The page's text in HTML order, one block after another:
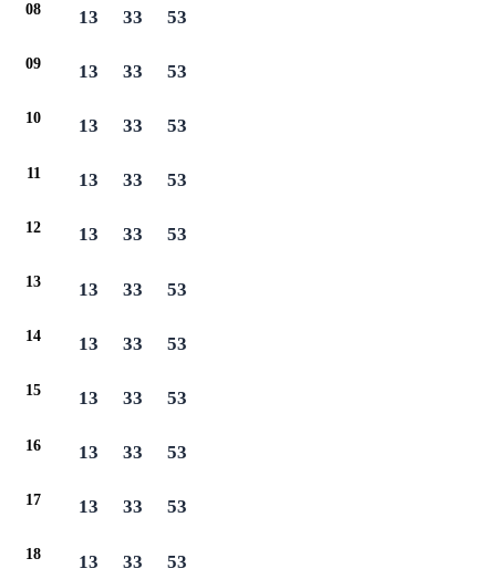
08 13 33 53
09 13 33 53
10 13 33 53
11 13 33 53
12 13 33 53
13 13 33 53
14 13 33 53
15 13 33 53
16 13 33 53
17 13 33 53
18 13 33 53